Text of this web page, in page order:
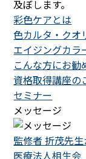
及ぼします。
彩色ケアとは
色カルタ・クオ
エイジングカラ
こんな方にお勧
資格取得講座の
セミナー
メッセージ
監修者 折茂先
医療法人相生